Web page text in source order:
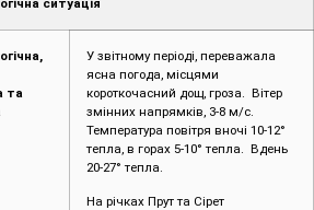
та
У звітному періоді, переважала
ясна погода, місцями
короткочасний дощ, гроза. Вітер
змінних напрямків, 3-8 м/с.
Температура повітря вночі 10-12°
тепла, в горах 5-10° тепла. Вдень
20-27° тепла.
На річках Прут та Сірет